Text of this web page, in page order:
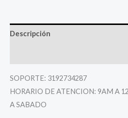
Descripción
SOPORTE: 3192734287
HORARIO DE ATENCION: 9AM A
A SABADO